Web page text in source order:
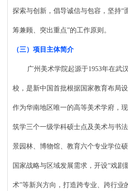
探索与创新，倡导诚信与包容，坚持“
筹兼顾、突出重点”的工作原则。
（三）项目主体简介
广州美术学院起源于1953年在武
校，是新中国首批根据国家教育布局
作为华南地区唯一的高等美术学府，
筑学三个一级学科硕士点及美术与书
景园林、博物馆、教育六个专业学位
国家战略与区域发展需求，开设“戏剧
术”等新兴方向，打造跨专业、跨行业